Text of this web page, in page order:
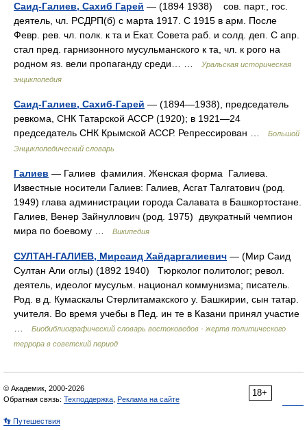
Саид-Галиев, Сахиб Гарей — (1894 1938) сов. парт., гос.
деятель, чл. РСДРП(б) с марта 1917. С 1915 в арм. После
Февр. рев. чл. полк. к та и Екат. Совета раб. и солд. деп. С апр.
стал пред. гарнизонного мусульманского к та, чл. к рого на
родном яз. вели пропаганду среди… …
Уральская историческая
энциклопедия
Саид-Галиев, Сахиб-Гарей — (1894—1938), председатель
ревкома, СНК Татарской АССР (1920); в 1921—24
председатель СНК Крымской АССР. Репрессирован …
Большой
Энциклопедический словарь
Галиев — Галиев фамилия. Женская форма Галиева.
Известные носители Галиев: Галиев, Асгат Талгатович (род.
1949) глава администрации города Салавата в Башкортостане.
Галиев, Венер Зайнуллович (род. 1975) двукратный чемпион
мира по боевому …
Википедия
СУЛТАН-ГАЛИЕВ, Мирсаид Хайдаргалиевич — (Мир Саид
Султан Али оглы) (1892 1940) Tюрколог политолог; револ.
деятель, идеолог мусульм. национал коммунизма; писатель.
Род. в д. Кумаскалы Стерлитамакского у. Башкирии, сын татар.
учителя. Во время учебы в Пед. ин те в Казани принял участие
Биобиблиографический словарь востоковедов - жертв политического
террора в советский период
18+
© Академик, 2000-2026
Обратная связь: Техподдержка Реклама на сайте
👣 Путешествия